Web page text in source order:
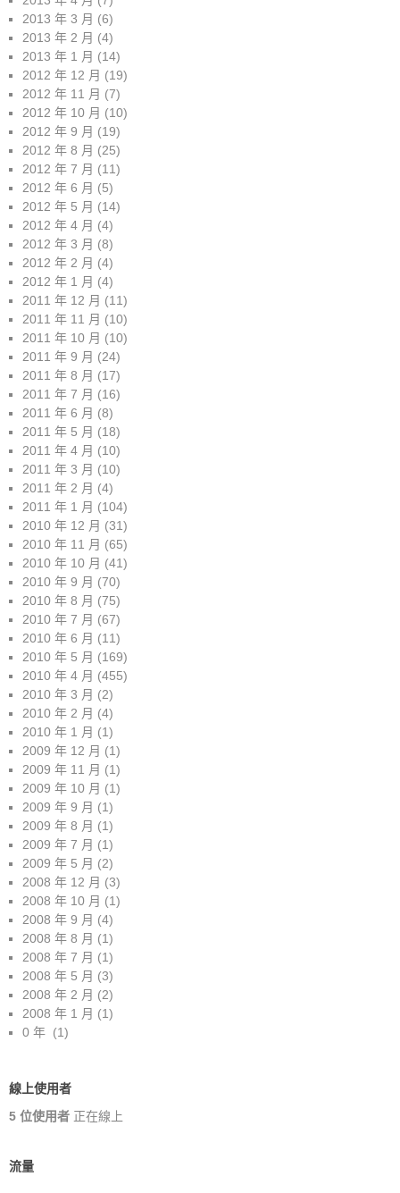
2013 年 3 月 (6)
2013 年 2 月 (4)
2013 年 1 月 (14)
2012 年 12 月 (19)
2012 年 11 月 (7)
2012 年 10 月 (10)
2012 年 9 月 (19)
2012 年 8 月 (25)
2012 年 7 月 (11)
2012 年 6 月 (5)
2012 年 5 月 (14)
2012 年 4 月 (4)
2012 年 3 月 (8)
2012 年 2 月 (4)
2012 年 1 月 (4)
2011 年 12 月 (11)
2011 年 11 月 (10)
2011 年 10 月 (10)
2011 年 9 月 (24)
2011 年 8 月 (17)
2011 年 7 月 (16)
2011 年 6 月 (8)
2011 年 5 月 (18)
2011 年 4 月 (10)
2011 年 3 月 (10)
2011 年 2 月 (4)
2011 年 1 月 (104)
2010 年 12 月 (31)
2010 年 11 月 (65)
2010 年 10 月 (41)
2010 年 9 月 (70)
2010 年 8 月 (75)
2010 年 7 月 (67)
2010 年 6 月 (11)
2010 年 5 月 (169)
2010 年 4 月 (455)
2010 年 3 月 (2)
2010 年 2 月 (4)
2010 年 1 月 (1)
2009 年 12 月 (1)
2009 年 11 月 (1)
2009 年 10 月 (1)
2009 年 9 月 (1)
2009 年 8 月 (1)
2009 年 7 月 (1)
2009 年 5 月 (2)
2008 年 12 月 (3)
2008 年 10 月 (1)
2008 年 9 月 (4)
2008 年 8 月 (1)
2008 年 7 月 (1)
2008 年 5 月 (3)
2008 年 2 月 (2)
2008 年 1 月 (1)
0 年 (1)
線上使用者
5 位使用者 正在線上
流量